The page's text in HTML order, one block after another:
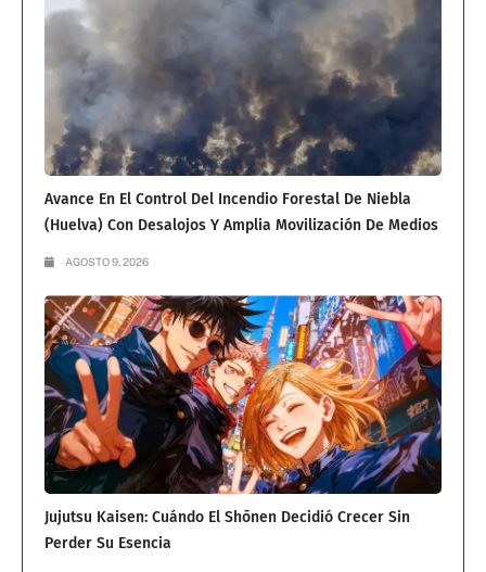
Avance En El Control Del Incendio Forestal De Niebla
(Huelva) Con Desalojos Y Amplia Movilización De Medios
AGOSTO 9, 2026
Jujutsu Kaisen: Cuándo El Shōnen Decidió Crecer Sin
Perder Su Esencia